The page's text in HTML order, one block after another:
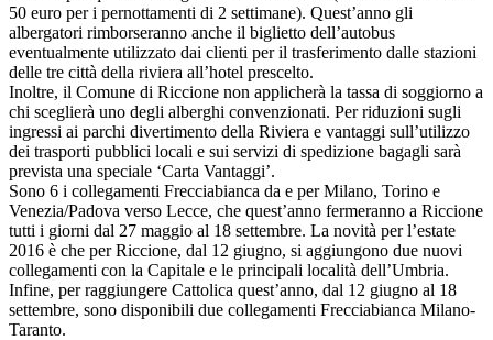
50 euro per i pernottamenti di 2 settimane). Quest’anno gli
albergatori rimborseranno anche il biglietto dell’autobus
eventualmente utilizzato dai clienti per il trasferimento dalle stazioni
delle tre città della riviera all’hotel prescelto.
Inoltre, il Comune di Riccione non applicherà la tassa di soggiorno a
chi sceglierà uno degli alberghi convenzionati. Per riduzioni sugli
ingressi ai parchi divertimento della Riviera e vantaggi sull’utilizzo
dei trasporti pubblici locali e sui servizi di spedizione bagagli sarà
prevista una speciale ‘Carta Vantaggi’.
Sono 6 i collegamenti Frecciabianca da e per Milano, Torino e
Venezia/Padova verso Lecce, che quest’anno fermeranno a Riccione
tutti i giorni dal 27 maggio al 18 settembre. La novità per l’estate
2016 è che per Riccione, dal 12 giugno, si aggiungono due nuovi
collegamenti con la Capitale e le principali località dell’Umbria.
Infine, per raggiungere Cattolica quest’anno, dal 12 giugno al 18
settembre, sono disponibili due collegamenti Frecciabianca Milano-
Taranto.